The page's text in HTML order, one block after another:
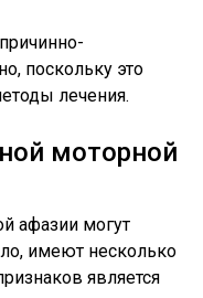
поскольку это
лечения.
моторной
афазии могут
имеют несколько
является